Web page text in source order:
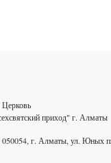
Церковь
приход" г. Алматы
050054, г. Алматы, ул. Юных